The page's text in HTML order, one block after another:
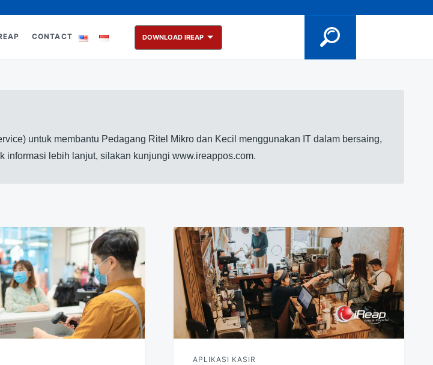
CONTACT DOWNLOAD IREAP
untuk membantu Pedagang Ritel Mikro dan Kecil menggunakan IT dalam bersaing,
informasi lebih lanjut, silakan kunjungi www.ireappos.com.
APLIKASI KASIR